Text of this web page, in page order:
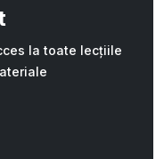
la toate lecțiile